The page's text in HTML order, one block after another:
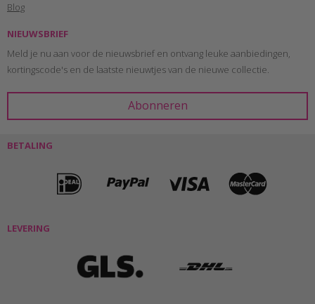
Blog
NIEUWSBRIEF
Meld je nu aan voor de nieuwsbrief en ontvang leuke aanbiedingen,
kortingscode's en de laatste nieuwtjes van de nieuwe collectie.
BETALING
LEVERING